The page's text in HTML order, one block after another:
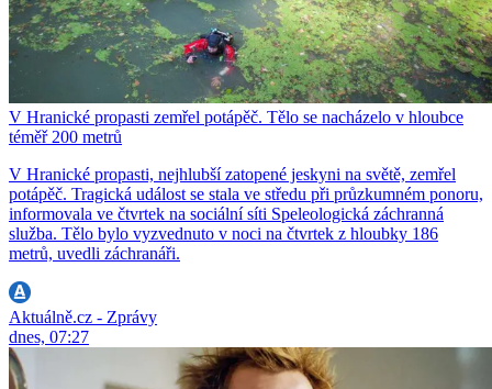
V Hranické propasti zemřel potápěč. Tělo se nacházelo v hloubce
téměř 200 metrů
V Hranické propasti, nejhlubší zatopené jeskyni na světě, zemřel
potápěč. Tragická událost se stala ve středu při průzkumném ponoru,
informovala ve čtvrtek na sociální síti Speleologická záchranná
služba. Tělo bylo vyzvednuto v noci na čtvrtek z hloubky 186
metrů, uvedli záchranáři.
Aktuálně.cz - Zprávy
dnes, 07:27